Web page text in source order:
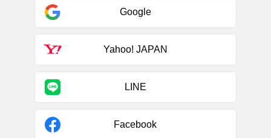
Google
Yahoo! JAPAN
LINE
Facebook